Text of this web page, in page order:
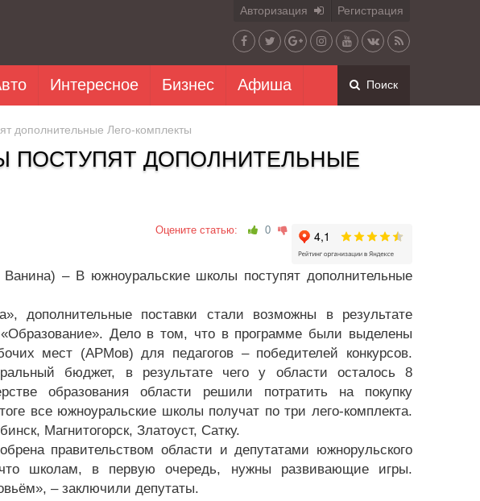
Авторизация Регистрация
Интересное Бизнес Афиша Поиск
дополнительные Лего-комплекты
ПОСТУПЯТ ДОПОЛНИТЕЛЬНЫЕ
Оцените статью: 0
– В южноуральские школы поступят дополнительные
дополнительные поставки стали возможны в результате
Дело в том, что в программе были выделены
мест (АРМов) для педагогов – победителей конкурсов.
бюджет, в результате чего у области осталось 8
образования области решили потратить на покупку
все южноуральские школы получат по три лего-комплекта.
Магнитогорск, Златоуст, Сатку.
правительством области и депутатами южнорульского
что школам, в первую очередь, нужны развивающие игры.
– заключили депутаты.